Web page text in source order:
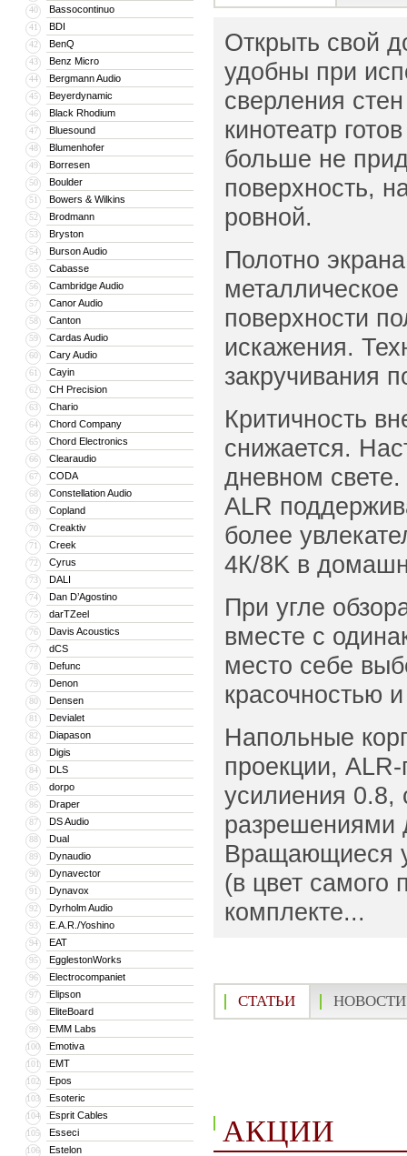
40 Bassocontinuo
41 BDI
42 BenQ
43 Benz Micro
44 Bergmann Audio
45 Beyerdynamic
46 Black Rhodium
47 Bluesound
48 Blumenhofer
49 Borresen
50 Boulder
51 Bowers & Wilkins
52 Brodmann
53 Bryston
54 Burson Audio
55 Cabasse
56 Cambridge Audio
57 Canor Audio
58 Canton
59 Cardas Audio
60 Cary Audio
61 Cayin
62 CH Precision
63 Chario
64 Chord Company
65 Chord Electronics
66 Clearaudio
67 CODA
68 Constellation Audio
69 Copland
70 Creaktiv
71 Creek
72 Cyrus
73 DALI
74 Dan D’Agostino
75 darTZeel
76 Davis Acoustics
77 dCS
78 Defunc
79 Denon
80 Densen
81 Devialet
82 Diapason
83 Digis
84 DLS
85 dorpo
86 Draper
87 DS Audio
88 Dual
89 Dynaudio
90 Dynavector
91 Dynavox
92 Dyrholm Audio
93 E.A.R./Yoshino
94 EAT
95 EgglestonWorks
96 Electrocompaniet
97 Elipson
98 EliteBoard
99 EMM Labs
100 Emotiva
101 EMT
102 Epos
103 Esoteric
104 Esprit Cables
105 Esseci
106 Estelon
Открыть свой
удобны при
сверления
кинотеатр
больше не
поверхность,
ровной.
Полотно
поверхности
искажения.
закручивания
Критичность
снижается.
дневном
ALR
более
4К/8K в
При угле
вместе с
место себе
красочностью
Напольные
проекции,
усилиения
разрешениями
Вращающиеся
(в цвет самого
комплекте...
СТАТЬИ НОВОСТИ
АКЦИИ